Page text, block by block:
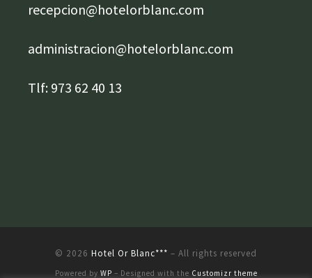
recepcion@hotelorblanc.com
administracion@hotelorblanc.com
Tlf: 973 62 40 13
© 2026 Hotel Or Blanc*** – All rights reserved
Powered by WP – Designed with the Customizr theme